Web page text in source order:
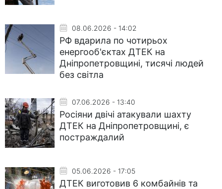
08.06.2026 - 14:02
РФ вдарила по чотирьох
енергооб'єктах ДТЕК на
Дніпропетровщині, тисячі людей
без світла
07.06.2026 - 13:40
Росіяни двічі атакували шахту
ДТЕК на Дніпропетровщині, є
постраждалий
05.06.2026 - 17:05
ДТЕК виготовив 6 комбайнів та